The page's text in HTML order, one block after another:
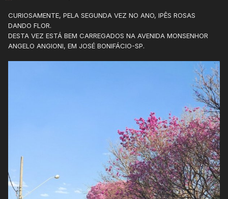
CURIOSAMENTE, PELA SEGUNDA VEZ NO ANO, IPÊS ROSAS
DANDO FLOR.
DESTA VEZ ESTÁ BEM CARREGADOS NA AVENIDA MONSENHOR
ANGELO ANGIONI, EM JOSÉ BONIFÁCIO-SP.